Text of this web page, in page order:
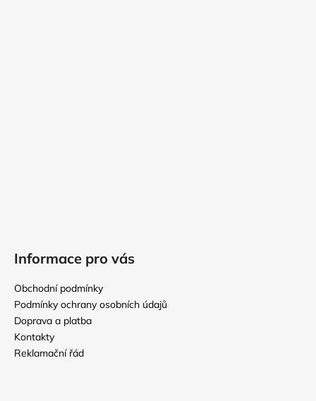
Informace pro vás
Obchodní podmínky
Podmínky ochrany osobních údajů
Doprava a platba
Kontakty
Reklamační řád